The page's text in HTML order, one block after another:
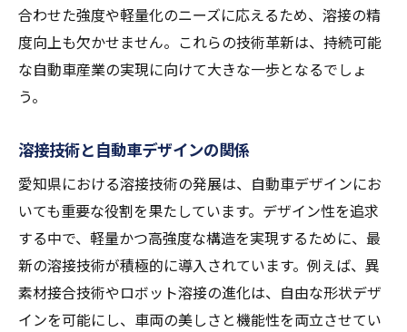
合わせた強度や軽量化のニーズに応えるため、溶接の精
度向上も欠かせません。これらの技術革新は、持続可能
な自動車産業の実現に向けて大きな一歩となるでしょ
う。
溶接技術と自動車デザインの関係
愛知県における溶接技術の発展は、自動車デザインにお
いても重要な役割を果たしています。デザイン性を追求
する中で、軽量かつ高強度な構造を実現するために、最
新の溶接技術が積極的に導入されています。例えば、異
素材接合技術やロボット溶接の進化は、自由な形状デザ
インを可能にし、車両の美しさと機能性を両立させてい